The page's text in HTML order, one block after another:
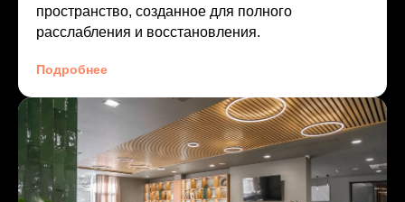
пространство, созданное для полного
расслабления и восстановления.
Подробнее